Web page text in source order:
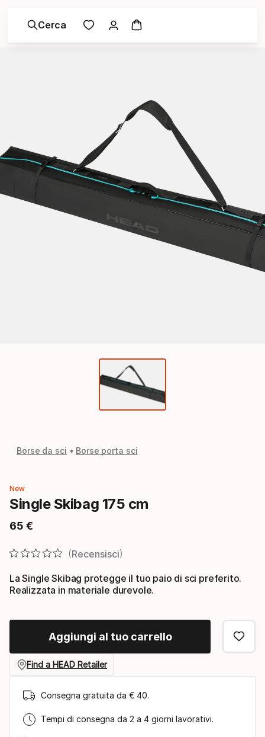
Cerca
Borse da sci Borse porta sci
New
Single Skibag 175 cm
65 €
Prezzo finale
Recensisci
La Single Skibag protegge il tuo paio di sci preferito.
Realizzata in materiale durevole.
Aggiungi al tuo carrello
Find a HEAD Retailer
Consegna gratuita da € 40.
Tempi di consegna da 2 a 4 giorni lavorativi.